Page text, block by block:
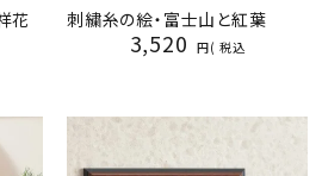
花 刺繍糸の絵・富士山と紅葉
3,520 税込